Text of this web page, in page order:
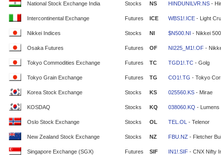
National Stock Exchange India Stocks NS HINDUNILVR.NS -
Intercontinental Exchange Futures ICE WBS1!.ICE - Light
Nikkei Indices Stocks NI $N500.NI - Nikkei 500
Osaka Futures Futures OF NI225_M1!.OF -
Tokyo Commodities Exchange Futures TC TGD1!.TC - Golg
Tokyo Grain Exchange Futures TG CO1!.TG - Tokyo
Korea Stock Exchange Stocks KS 025560.KS - Mirae
KOSDAQ Stocks KQ 038060.KQ - Lumens
Oslo Stock Exchange Stocks OL TEL.OL - Telenor
New Zealand Stock Exchange Stocks NZ FBU.NZ - Fletcher
Singapore Exchange (SGX) Futures SIF IN1!.SIF - CNX Nifty